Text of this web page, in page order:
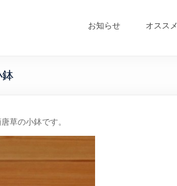
お知らせ オススメ
草の小鉢です。